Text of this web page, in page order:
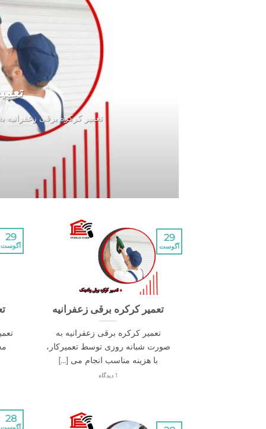
تعمیر کرکره برقی زعفرانیه
تعمیر کرکره برقی زعفرانیه
تعمیر کرکره برقی زعفرانیه به
صورت شبانه روزی توسط تعمیرکار،
با هزینه مناسب انجام می [...]
1 دیدگاه
29
آگوست
29
آگوست
28
آگوست